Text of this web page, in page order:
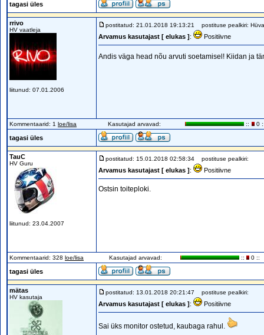
tagasi üles
rrivo
HV vaatleja
liitunud: 07.01.2006
postitatud: 21.01.2018 19:13:21 postituse pealkiri:
Arvamus kasutajast [ elukas ]: Positiivne
Andis väga head nõu arvuti soetamisel! Kiidan ja
Kommentaarid: 1 loe/lisa Kasutajad arvavad: :: 0
tagasi üles
TauC
HV Guru
liitunud: 23.04.2007
postitatud: 15.01.2018 02:58:34 postituse pealkiri:
Arvamus kasutajast [ elukas ]: Positiivne
Ostsin toiteploki.
Kommentaarid: 328 loe/lisa Kasutajad arvavad: :: 0 ::
tagasi üles
mätas
HV kasutaja
postitatud: 13.01.2018 20:21:47 postituse pealkiri:
Arvamus kasutajast [ elukas ]: Positiivne
Sai üks monitor ostetud, kaubaga rahul.